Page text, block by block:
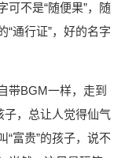
不是“随便果”，随
“通行证”，好的名字
带BGM一样，走到
子，总让人觉得仙气
“富贵”的孩子，说不